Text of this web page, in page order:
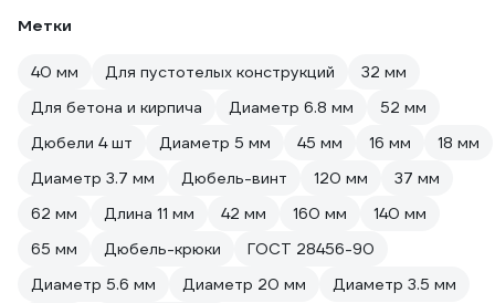
Метки
40 мм Для пустотелых конструкций
32 мм
Для бетона и кирпича
Диаметр 6.8 мм
52 мм
Дюбели 4 шт
Диаметр 5 мм 45 мм 16 мм
18 мм
Диаметр 3.7 мм
Дюбель-винт 120 мм
37 мм
62 мм
Длина 11 мм 42 мм 160 мм
140 мм
65 мм
Дюбель-крюки
ГОСТ 28456-90
Диаметр 5.6 мм
Диаметр 20 мм
Диаметр 3.5 мм